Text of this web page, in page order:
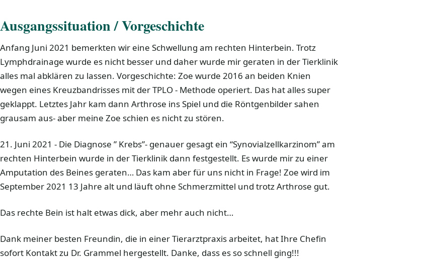
Ausgangssituation / Vorgeschichte
Anfang Juni 2021 bemerkten wir eine Schwellung am rechten Hinterbein. Trotz
Lymphdrainage wurde es nicht besser und daher wurde mir geraten in der Tierklinik
alles mal abklären zu lassen. Vorgeschichte: Zoe wurde 2016 an beiden Knien
wegen eines Kreuzbandrisses mit der TPLO - Methode operiert. Das hat alles super
geklappt. Letztes Jahr kam dann Arthrose ins Spiel und die Röntgenbilder sahen
grausam aus- aber meine Zoe schien es nicht zu stören.
21. Juni 2021 - Die Diagnose ” Krebs”- genauer gesagt ein “Synovialzellkarzinom” am
rechten Hinterbein wurde in der Tierklinik dann festgestellt. Es wurde mir zu einer
Amputation des Beines geraten… Das kam aber für uns nicht in Frage! Zoe wird im
September 2021 13 Jahre alt und läuft ohne Schmerzmittel und trotz Arthrose gut.
Das rechte Bein ist halt etwas dick, aber mehr auch nicht…
Dank meiner besten Freundin, die in einer Tierarztpraxis arbeitet, hat Ihre Chefin
sofort Kontakt zu Dr. Grammel hergestellt. Danke, dass es so schnell ging!!!